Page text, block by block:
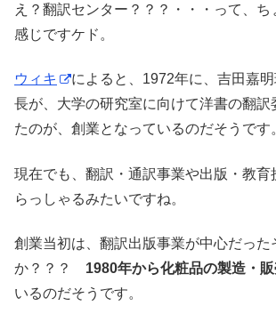
え？翻訳センター？？？・・・って、ち
感じですケド。
ウィキ
によると、1972年に、吉田嘉
長が、大学の研究室に向けて洋書の翻訳
たのが、創業となっているのだそうです
現在でも、翻訳・通訳事業や出版・教育
らっしゃるみたいですね。
創業当初は、翻訳出版事業が中心だった
か？？？ 1980年から化粧品の製造・
いるのだそうです。